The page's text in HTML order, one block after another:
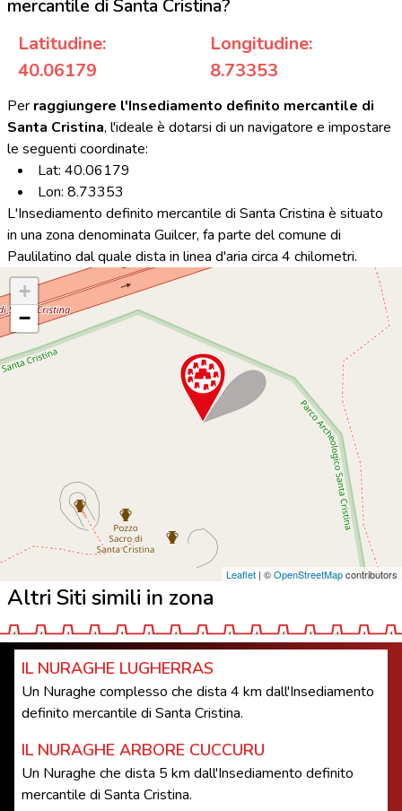
mercantile di Santa Cristina?
Latitudine:
40.06179
Longitudine:
8.73353
Per raggiungere l'Insediamento definito mercantile di
Santa Cristina, l'ideale è dotarsi di un navigatore e impostare
le seguenti coordinate:
Lat: 40.06179
Lon: 8.73353
L'Insediamento definito mercantile di Santa Cristina è situato
in una zona denominata Guilcer, fa parte del comune di
Paulilatino dal quale dista in linea d'aria circa 4 chilometri.
+
−
Leaflet | ©OpenStreetMapcontributors
Altri Siti simili in zona
IL NURAGHE LUGHERRAS
Un Nuraghe complesso che dista 4 km dall'Insediamento
definito mercantile di Santa Cristina.
IL NURAGHE ARBORE CUCCURU
Un Nuraghe che dista 5 km dall'Insediamento definito
mercantile di Santa Cristina.